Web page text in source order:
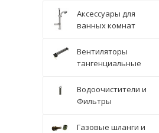
Аксессуары для
ванных комнат
Вентиляторы
тангенциальные
Водоочистители и
Фильтры
Газовые шланги и